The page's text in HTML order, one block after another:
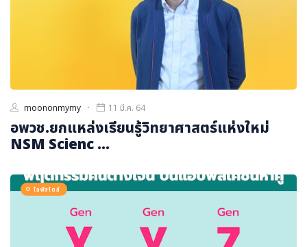
moononmymy 11 มี.ค. 64
อพวช.ยกแหล่งเรียนรู้วิทยาศาสตร์แห่งใหม่
NSM Scienc ...
ไลฟ์สไตล์